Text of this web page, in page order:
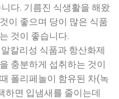
다. 기름진 식생활을 해왔
이 좋으며 당이 많은 식품
것이 좋습니다.
칼리성 식품과 항산화제
충분하게 섭취하는 것이
폴리페놀이 함유된 차(녹
하면 입냄새를 줄이는데